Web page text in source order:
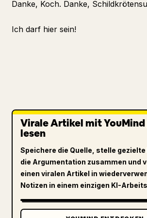
Danke, Koch. Danke,
Ich darf hier sein!
Virale Artikel mit
lesen
Speichere die Quelle, stelle
die Argumentation zusammen und
einen viralen Artikel in
Notizen in einem einzigen KI-